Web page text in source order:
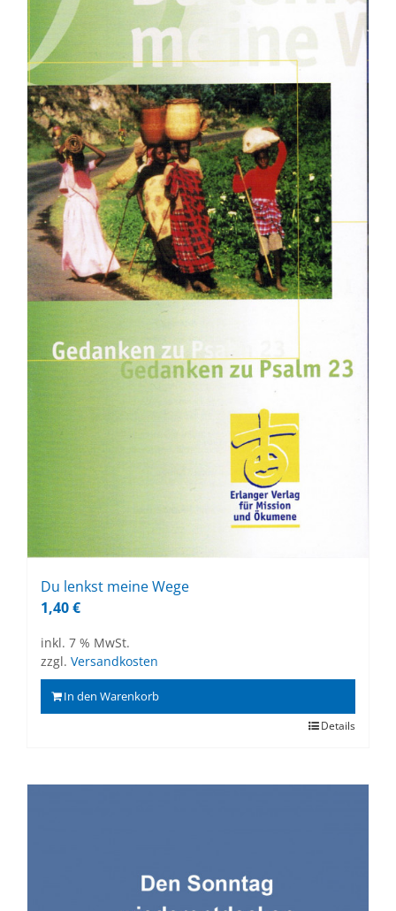
Du lenkst mei­ne Wege
1,40€
inkl. 7 % MwSt.
zzgl. Versandkosten
In den Warenkorb
Details